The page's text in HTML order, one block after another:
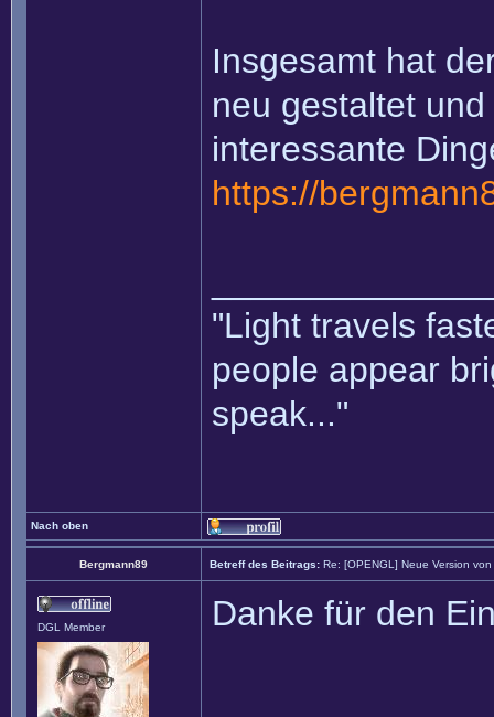
Insgesamt hat
neu gestaltet
interessante
https://
"Light travels
people appear
speak..."
Nach oben
Bergmann89 Betreff des Beitrags: Re: [OPENGL] Neue Version
DGL Member Danke für den